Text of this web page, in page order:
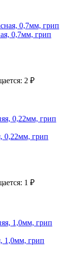
0,7мм, грип
2 ₽
0,22мм, грип
1 ₽
1,0мм, грип